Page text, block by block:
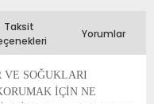
Taksit
Yorumlar
VE SOĞUKLARI
İÇİN NE